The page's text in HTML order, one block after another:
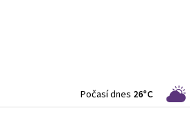
Počasí dnes 26°C